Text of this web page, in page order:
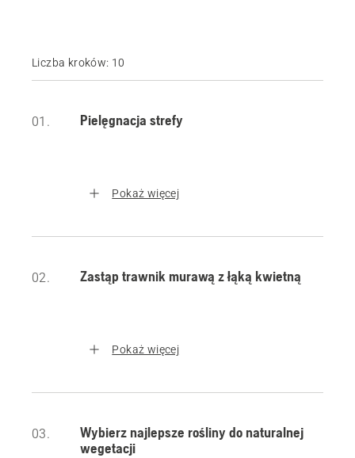
Liczba kroków: 10
01. Pielęgnacja strefy
Pokaż więcej
02. Zastąp trawnik murawą z łąką kwietną
Pokaż więcej
03.
Wybierz najlepsze rośliny do naturalnej
wegetacji